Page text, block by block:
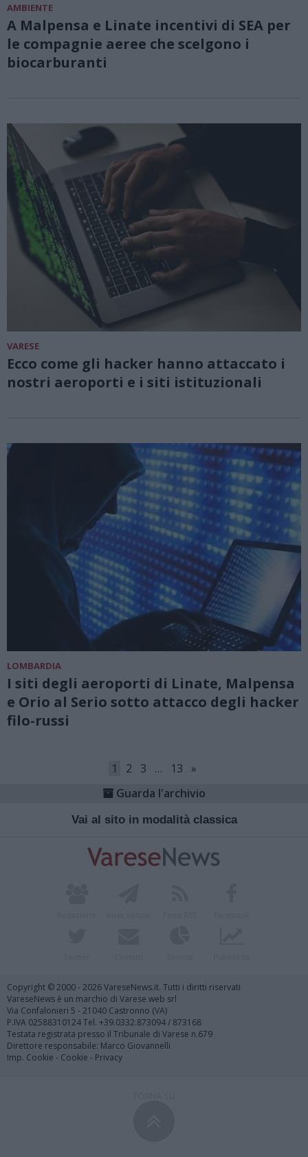
AMBIENTE
A Malpensa e Linate incentivi di SEA per
le compagnie aeree che scelgono i
biocarburanti
VARESE
Ecco come gli hacker hanno attaccato i
nostri aeroporti e i siti istituzionali
LOMBARDIA
I siti degli aeroporti di Linate, Malpensa
e Orio al Serio sotto attacco degli hacker
filo-russi
1 2 3 … 13
»
Guarda l'archivio
Vai al sito in modalità classica
Copyright © 2000 - 2026 VareseNews.it. Tutti i diritti riservati
VareseNews è un marchio di Varese web srl
Via Confalonieri 5 - 21040 Castronno (VA)
P.IVA 02588310124 Tel. +39.0332.873094 / 873168
Testata registrata presso il Tribunale di Varese n.679
Direttore responsabile: Marco Giovannelli
Imp. Cookie - Cookie - Privacy